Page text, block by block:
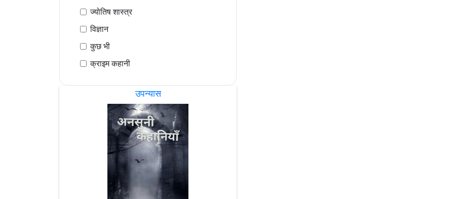
ज्योतिष शास्त्र
विज्ञान
कुछ भी
क्राइम कहानी
उपन्यास